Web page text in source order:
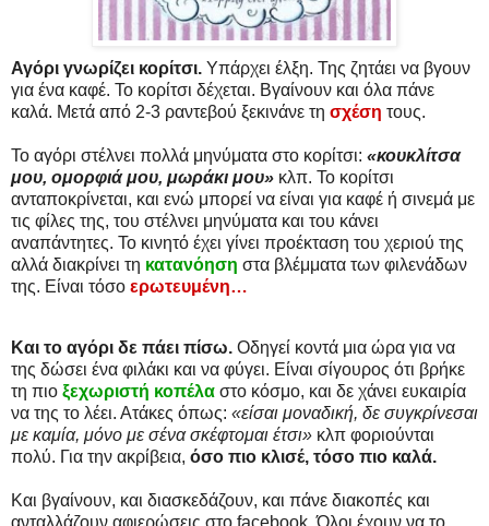
Αγόρι γνωρίζει κορίτσι. Υπάρχει έλξη. Της ζητάει να βγουν
για ένα καφέ. Το κορίτσι δέχεται. Βγαίνουν και όλα πάνε
καλά. Μετά από 2-3 ραντεβού ξεκινάνε τη σχέση τους.
Το αγόρι στέλνει πολλά μηνύματα στο κορίτσι: «κουκλίτσα
μου, ομορφιά μου, μωράκι μου» κλπ. Το κορίτσι
ανταποκρίνεται, και ενώ μπορεί να είναι για καφέ ή σινεμά με
τις φίλες της, του στέλνει μηνύματα και του κάνει
αναπάντητες. Το κινητό έχει γίνει προέκταση του χεριού της
αλλά διακρίνει τη κατανόηση στα βλέμματα των φιλενάδων
της. Είναι τόσο ερωτευμένη…
Και το αγόρι δε πάει πίσω. Οδηγεί κοντά μια ώρα για να
της δώσει ένα φιλάκι και να φύγει. Είναι σίγουρος ότι βρήκε
τη πιο ξεχωριστή κοπέλα στο κόσμο, και δε χάνει ευκαιρία
να της το λέει. Ατάκες όπως: «είσαι μοναδική, δε συγκρίνεσαι
με καμία, μόνο με σένα σκέφτομαι έτσι» κλπ φοριούνται
πολύ. Για την ακρίβεια, όσο πιο κλισέ, τόσο πιο καλά.
Και βγαίνουν, και διασκεδάζουν, και πάνε διακοπές και
ανταλλάζουν αφιερώσεις στο facebook. Όλοι έχουν να το